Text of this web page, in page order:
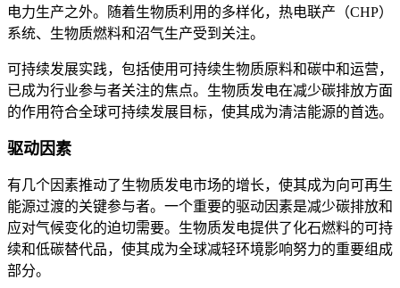
电力生产之外。随着生物质利用的多样化，热电联产（CHP）
系统、生物质燃料和沼气生产受到关注。
可持续发展实践，包括使用可持续生物质原料和碳中和运营，
已成为行业参与者关注的焦点。生物质发电在减少碳排放方面
的作用符合全球可持续发展目标，使其成为清洁能源的首选。
驱动因素
有几个因素推动了生物质发电市场的增长，使其成为向可再生
能源过渡的关键参与者。一个重要的驱动因素是减少碳排放和
应对气候变化的迫切需要。生物质发电提供了化石燃料的可持
续和低碳替代品，使其成为全球减轻环境影响努力的重要组成
部分。